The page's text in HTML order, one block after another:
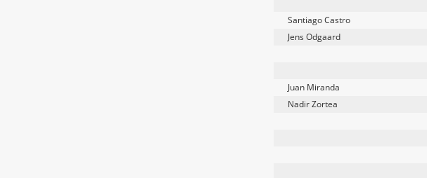
Santiago Castro
Jens Odgaard
Juan Miranda
Nadir Zortea